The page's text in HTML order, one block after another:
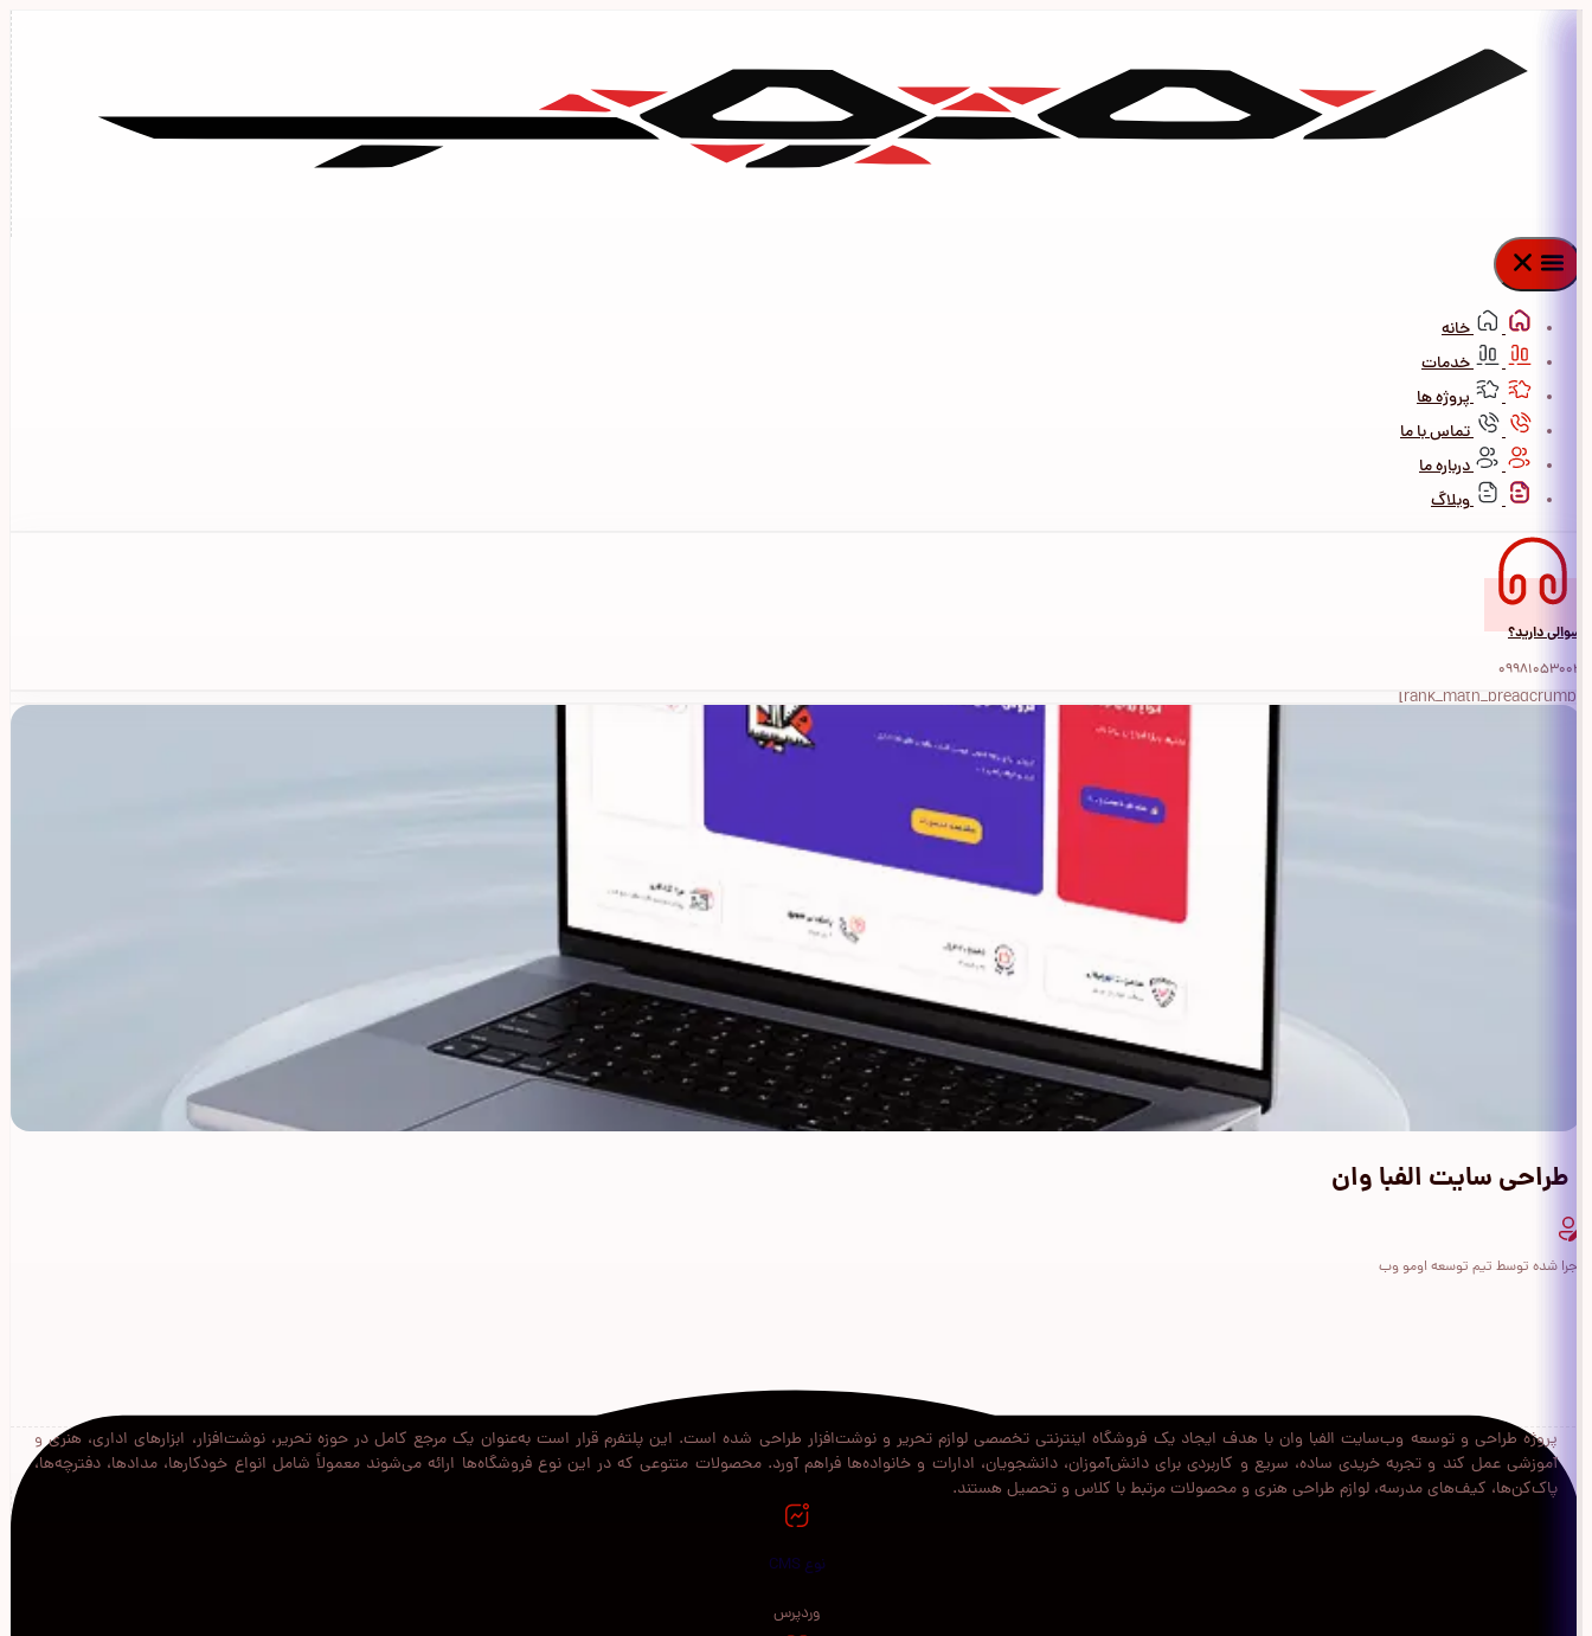
پرش
خانه
خدمات
پروژه ها
تماس با ما
درباره ما
وبلاگ
سوالی دارید؟
09981053004
طراحی سایت الفبا وان
اجرا شده توسط تیم توسعه اومو وب
پروژه طراحی و توسعه وب‌سایت الفبا وان با هدف ایجاد یک فروشگاه اینترنتی تخصصی لوازم تحریر و نوشت‌افزار طراحی شده است. این پلتفرم قرار است به‌عنوان یک مرجع کامل در حوزه تحریر، نوشت‌افزار، ابزارهای اداری، هنری و
آموزشی عمل کند و تجربه خریدی ساده، سریع و کاربردی برای دانش‌آموزان، دانشجویان، ادارات و خانواده‌ها فراهم آورد. محصولات متنوعی که در این نوع فروشگاه‌ها ارائه می‌شوند معمولاً شامل انواع خودکارها، مدادها، دفترچه‌ها،
پاک‌کن‌ها، کیف‌های مدرسه، لوازم طراحی هنری و محصولات مرتبط با کلاس و تحصیل هستند.
نوع CMS
وردپرس